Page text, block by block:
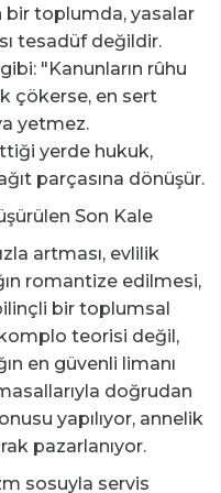
bir toplumda, yasalar
tesadüf değildir.
"Kanunların rûhu
çökerse, en sert
yetmez.
yerde hukuk,
parçasına dönüşür.
Son Kale
artması, evlilik
romantize edilmesi,
bir toplumsal
teorisi değil,
en güvenli limanı
doğrudan
yapılıyor, annelik
pazarlanıyor.
sosuyla servis